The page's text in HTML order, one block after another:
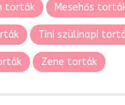
torták Mesehős
Tini szülinapi
Zene torták